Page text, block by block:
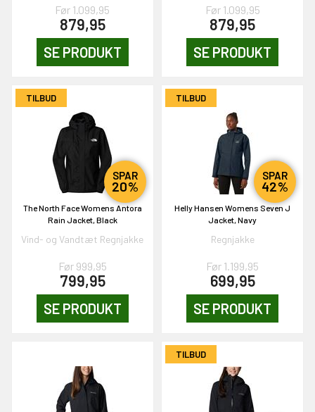
Før 1.099,95
879,95
SE PRODUKT
Før 1.099,95
879,95
SE PRODUKT
TILBUD
SPAR
20%
The North Face Womens Antora
Rain Jacket, Black
Vind- og Vandtæt Regnjakke
Før 999,95
799,95
SE PRODUKT
TILBUD
SPAR
42%
Helly Hansen Womens Seven J
Jacket, Navy
Regnjakke
Før 1.199,95
699,95
SE PRODUKT
TILBUD
NEJ TAK!